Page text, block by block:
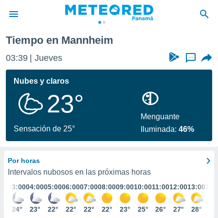
de
ha
calidad.
a este
las
y
digital
basada
Tiempo en Mannheim
03:39 Jueves ...
Nubes y claros
23°
Sensación de 25°
Menguante
Iluminada:46%
Por horas
Intervalos nubosos en las próximas horas
03:00
24°
04:00
23°
05:00
22°
06:00
22°
07:00
22°
08:00
22°
09:00
23°
10:00
25°
11:00
26°
12:00
27°
13:00
28°